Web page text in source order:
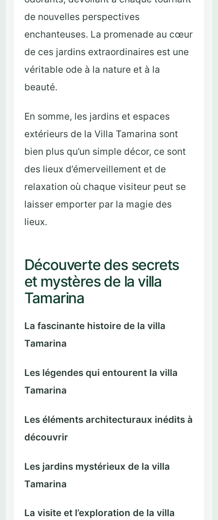
de nouvelles perspectives
enchanteuses. La promenade au cœur
de ces jardins extraordinaires est une
véritable ode à la nature et à la
beauté.
En somme, les jardins et espaces
extérieurs de la Villa Tamarina sont
bien plus qu’un simple décor, ce sont
des lieux d’émerveillement et de
relaxation où chaque visiteur peut se
laisser emporter par la magie des
lieux.
Découverte des secrets
et mystères de la villa
Tamarina
La fascinante histoire de la villa
Tamarina
Les légendes qui entourent la villa
Tamarina
Les éléments architecturaux inédits à
découvrir
Les jardins mystérieux de la villa
Tamarina
La visite et l’exploration de la villa